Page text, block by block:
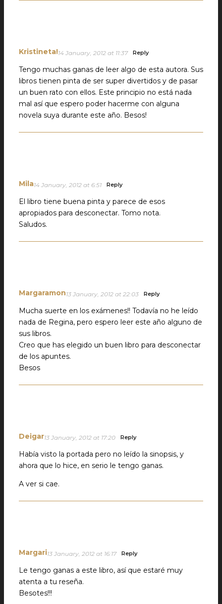
Kristineta!14 January, 2012 at 11:37 Reply
Tengo muchas ganas de leer algo de esta autora. Sus
libros tienen pinta de ser super divertidos y de pasar
un buen rato con ellos. Este principio no está nada
mal así que espero poder hacerme con alguna
novela suya durante este año. Besos!
Mila14 January, 2012 at 6:51 Reply
El libro tiene buena pinta y parece de esos
apropiados para desconectar. Tomo nota.
Saludos.
Margaramon13 January, 2012 at 22:03 Reply
Mucha suerte en los exámenes!! Todavía no he leído
nada de Regina, pero espero leer este año alguno de
sus libros.
Creo que has elegido un buen libro para desconectar
de los apuntes.
Besos
Deigar13 January, 2012 at 17:20 Reply
Había visto la portada pero no leído la sinopsis, y
ahora que lo hice, en serio le tengo ganas.
A ver si cae.
Margari13 January, 2012 at 16:17 Reply
Le tengo ganas a este libro, así que estaré muy
atenta a tu reseña.
Besotes!!!